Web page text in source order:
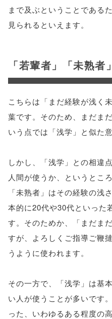
まで及ぶということである
見られるといえます。
「若輩者」「未熟者」
こちらは「まだ経験が浅く
葉です。そのため、まだま
いう点では「浅学」と似た
しかし、「浅学」との相違
人間が使うか、というとこ
「未熟者」はその経験の浅
本的に20代や30代といった
す。そのためか、「まだま
すが、よろしくご指導ご鞭
うように使われます。
その一方で、「浅学」は基
い人が使うことが多いです
った、いわゆるある程度の